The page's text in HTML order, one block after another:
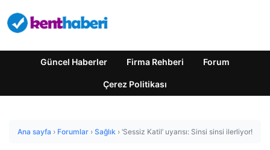
Güncel Haberler Firma Rehberi Forum
Çerez Politikası
Ana sayfa › Forumlar › Sağlık › ‘Sessiz Katil’ uyarısı: Sinsi sinsi ilerliyor!